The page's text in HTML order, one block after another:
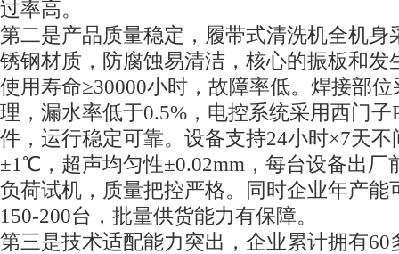
过率高。
第二是产品质量稳定，履带式清洗机全机身
锈钢材质，防腐蚀易清洁，核心的振板和发
使用寿命≥30000小时，故障率低。焊接部
理，漏水率低于0.5%，电控系统采用西门
件，运行稳定可靠。设备支持24小时×7天
±1℃，超声均匀性±0.02mm，每台设备出厂
负荷试机，质量把控严格。同时企业年产能
150-200台，批量供货能力有保障。
第三是技术适配能力突出，企业累计拥有60